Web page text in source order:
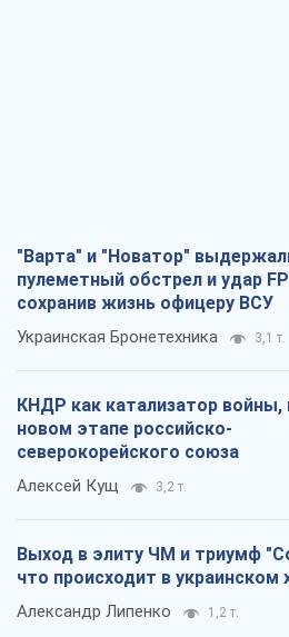
"Варта" и "Новатор"
пулеметный обстрел и удар
сохранив жизнь офицеру ВСУ
Украинская Бронетехника 3,1 т.
КНДР как катализатор войны,
новом этапе российско-
северокорейского союза
Алексей Кущ 3,2 т.
Выход в элиту ЧМ и триумф
что происходит в украинском
Александр Липенко 1,2 т.